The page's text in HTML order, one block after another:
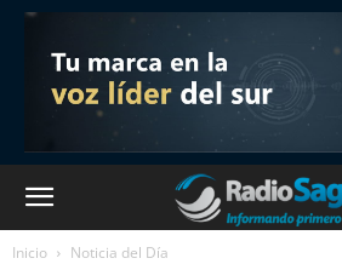
Inicio Noticia del Día